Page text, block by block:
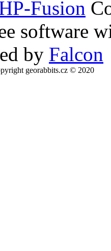
Fusion
software
by Falcon
georabbits.cz © 2020